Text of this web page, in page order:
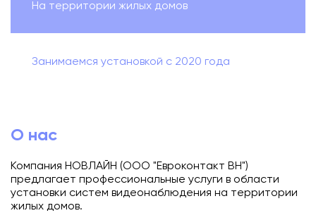
На территории жилых домов
Занимаемся установкой с 2020 года
О нас
Компания НОВЛАЙН (ООО "Евроконтакт ВН")
предлагает профессиональные услуги в области
установки систем видеонаблюдения на территории
жилых домов.